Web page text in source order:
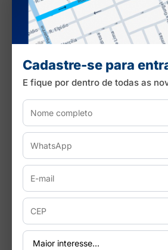
Cadastre-se para
E fique por dentro de todas as